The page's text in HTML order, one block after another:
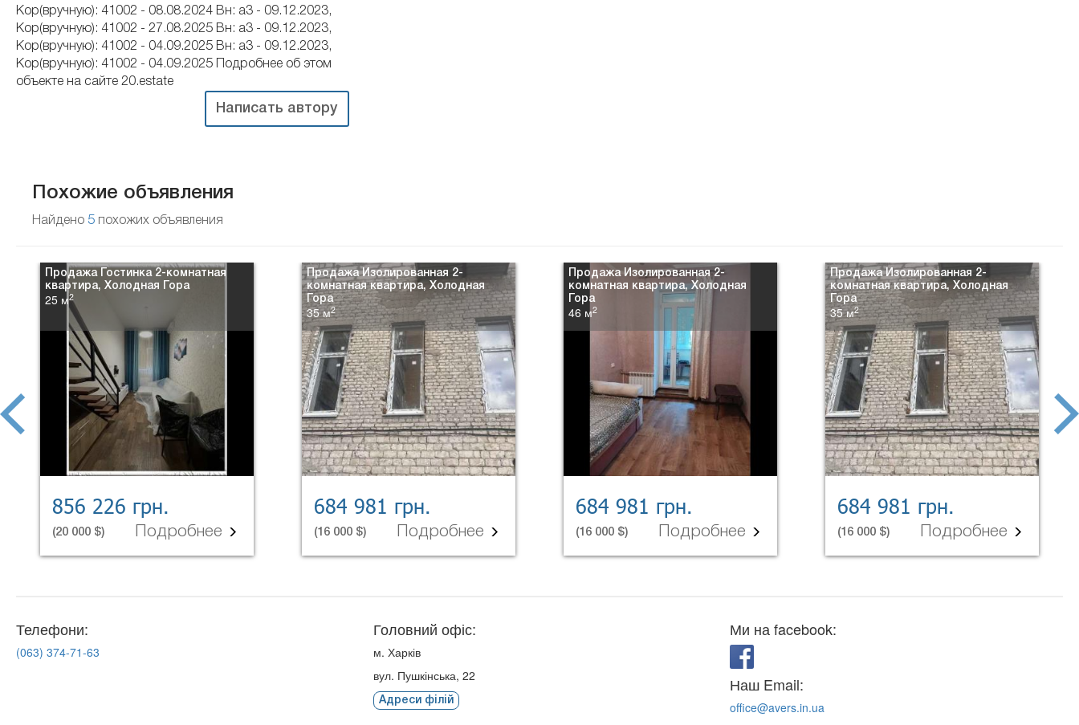
Кор(вручную): 41002 - 08.08.2024 Вн: a3 - 09.12.2023,
Кор(вручную): 41002 - 27.08.2025 Вн: a3 - 09.12.2023,
Кор(вручную): 41002 - 04.09.2025 Вн: a3 - 09.12.2023,
Кор(вручную): 41002 - 04.09.2025 Подробнее об этом
объекте на сайте 20.estate
Написать автору
Похожие объявления
Найдено 5 похожих объявления
Продажа Гостинка 2-комнатная
квартира, Холодная Гора
25 м2
856 226 грн.
(20 000 $) Подробнее
Продажа Изолированная 2-
комнатная квартира, Холодная
Гора
35 м2
684 981 грн.
(16 000 $) Подробнее
Продажа Изолированная 2-
комнатная квартира, Холодная
Гора
46 м2
684 981 грн.
(16 000 $) Подробнее
Продажа Изолированная 2-
комнатная квартира, Холодная
Гора
35 м2
684 981 грн.
(16 000 $) Подробнее
prev
next
Телефони:
(063) 374-71-63
Головний офіс:
м. Харків
вул. Пушкінська, 22
Адреси філій
Ми на facebook:
Наш Email:
office@avers.in.ua